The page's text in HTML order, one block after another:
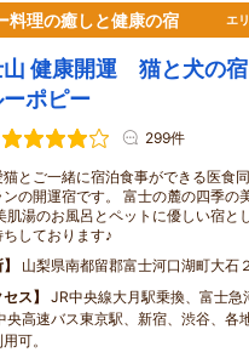
料理の癒しと健康の宿 エ
山 健康開運 猫と犬の
ポピー
299件
とご一緒に宿泊食事ができる医食
ンの開運宿です。 富士の麓の四季の
肌湯のお風呂とペットに優しい宿と
ちしております♪
山梨県南都留郡富士河口湖町大石
セス
JR中央線大月駅乗換、富士急
央高速バス東京駅、新宿、渋谷、各
可。